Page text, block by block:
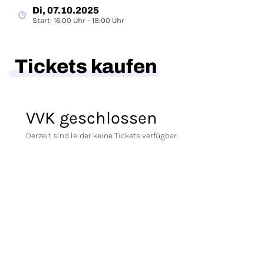
Di, 07.10.2025
Start: 16:00 Uhr - 18:00 Uhr
Tickets kaufen
VVK geschlossen
Derzeit sind leider keine Tickets verfügbar.